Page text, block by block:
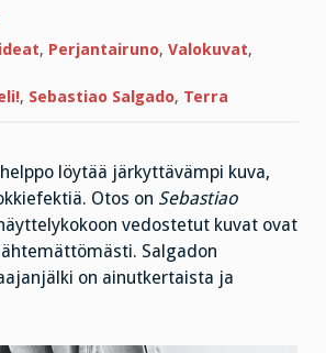
Sano
mistä
kerron
, Perjantairuno, Valokuvat,
, Sebastiao Salgado, Terra
löytää järkyttävämpi kuva,
Otos on Sebastiao
vedostetut kuvat ovat
Salgadon
on ainutkertaista ja